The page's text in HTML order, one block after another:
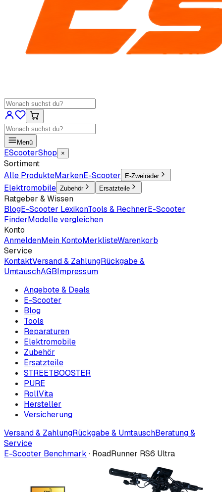
Menü
EScooterShop ×
Sortiment
Alle ProdukteMarkenE-Scooter E-Zweiräder
Elektromobile Zubehör Ersatzteile
Ratgeber & Wissen
BlogE-Scooter LexikonTools & RechnerE-Scooter
FinderModelle vergleichen
Konto
AnmeldenMein KontoMerklisteWarenkorb
Service
KontaktVersand & ZahlungRückgabe &
UmtauschAGBImpressum
Angebote & Deals
E-Scooter
Blog
Tools
Reparaturen
Elektromobile
Zubehör
Ersatzteile
STREETBOOSTER
PURE
RollVita
Hersteller
Versicherung
Versand & ZahlungRückgabe & UmtauschBeratung &
Service
E-Scooter Benchmark · RoadRunner RS6 Ultra